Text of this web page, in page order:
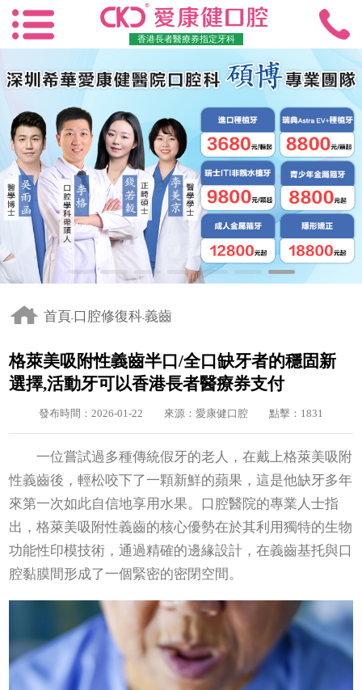
香港長者醫療券指定牙科
首頁-口腔修復科-義齒
格萊美吸附性義齒半口/全口缺牙者的穩固新
選擇,活動牙可以香港長者醫療券支付
發布時間：2026-01-22 來源：愛康健口腔 點擊：1831
一位嘗試過多種傳統假牙的老人，在戴上格萊美吸附
性義齒後，輕松咬下了一顆新鮮的蘋果，這是他缺牙多年
來第一次如此自信地享用水果。口腔醫院的專業人士指
出，格萊美吸附性義齒的核心優勢在於其利用獨特的生物
功能性印模技術，通過精確的邊緣設計，在義齒基托與口
腔黏膜間形成了一個緊密的密閉空間。